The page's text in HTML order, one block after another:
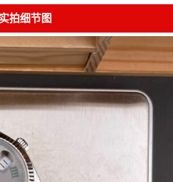
拍细节图